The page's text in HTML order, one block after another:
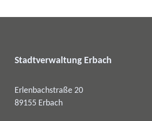
Stadtverwaltung Erbach
Erlenbachstraße 20
89155 Erbach